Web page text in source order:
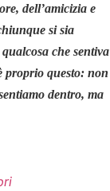
dell’amicizia e
si sia
che sentiva
proprio questo: non
dentro, ma